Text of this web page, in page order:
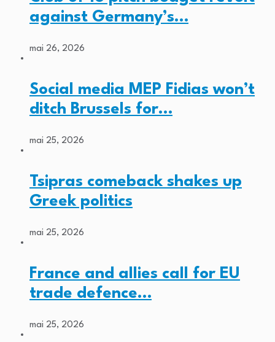
against Germany’s…
mai 26, 2026
Social media MEP Fidias won’t
ditch Brussels for…
mai 25, 2026
Tsipras comeback shakes up
Greek politics
mai 25, 2026
France and allies call for EU
trade defence…
mai 25, 2026